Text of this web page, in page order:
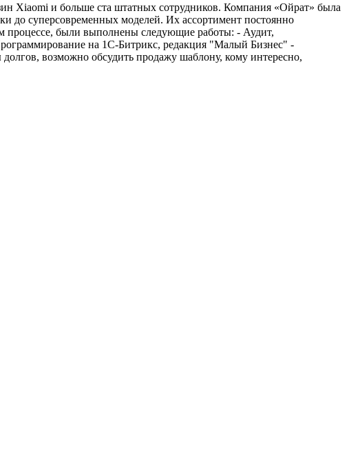
Xiaomi и больше ста штатных сотрудников. Компания «Ойрат» была
до суперсовременных моделей. Их ассортимент постоянно
процессе, были выполнены следующие работы: - Аудит,
на 1С-Битрикс, редакция "Малый Бизнес" -
возможно обсудить продажу шаблону, кому интересно,